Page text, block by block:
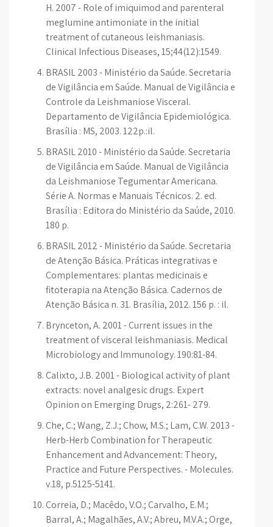
H. 2007 - Role of imiquimod and parenteral
meglumine antimoniate in the initial
treatment of cutaneous leishmaniasis.
Clinical Infectious Diseases, 15;44(12):1549.
BRASIL 2003 - Ministério da Saúde. Secretaria
de Vigilância em Saúde. Manual de Vigilância e
Controle da Leishmaniose Visceral.
Departamento de Vigilância Epidemiológica.
Brasília : MS, 2003. 122p.:il.
BRASIL 2010 - Ministério da Saúde. Secretaria
de Vigilância em Saúde. Manual de Vigilância
da Leishmaniose Tegumentar Americana.
Série A. Normas e Manuais Técnicos. 2. ed.
Brasília : Editora do Ministério da Saúde, 2010.
180 p.
BRASIL 2012 - Ministério da Saúde. Secretaria
de Atenção Básica. Práticas integrativas e
Complementares: plantas medicinais e
fitoterapia na Atenção Básica. Cadernos de
Atenção Básica n. 31. Brasília, 2012. 156 p. : il.
Brynceton, A. 2001 - Current issues in the
treatment of visceral leishmaniasis. Medical
Microbiology and Immunology. 190:81-84.
Calixto, J.B. 2001 - Biological activity of plant
extracts: novel analgesic drugs. Expert
Opinion on Emerging Drugs, 2:261- 279.
Che, C.; Wang, Z.J.; Chow, M.S.; Lam, C.W. 2013 -
Herb-Herb Combination for Therapeutic
Enhancement and Advancement: Theory,
Practice and Future Perspectives. - Molecules.
v.18, p.5125-5141.
Correia, D.; Macêdo, V.O.; Carvalho, E.M.;
Barral, A.; Magalhães, A.V.; Abreu, M.V.A.; Orge,